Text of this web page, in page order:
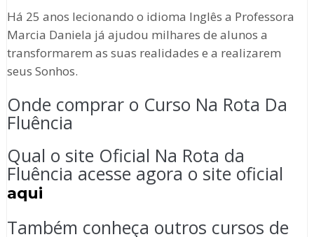
Há 25 anos lecionando o idioma Inglês a Professora
Marcia Daniela já ajudou milhares de alunos a
transformarem as suas realidades e a realizarem
seus Sonhos.
Onde comprar o Curso Na Rota Da
Fluência
Qual o site Oficial Na Rota da
Fluência acesse agora o site oficial
aqui
Também conheça outros cursos de